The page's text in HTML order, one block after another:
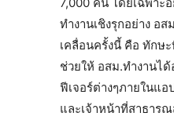
ทำงานเชิงรุกอย่าง อ
เคลื่อนครั้งนี้ คือ ทักษ
ช่วยให้ อสม.ทำงานไ
ฟีเจอร์ต่างๆภายในแ
และเจ้าหน้าที่สาธาร